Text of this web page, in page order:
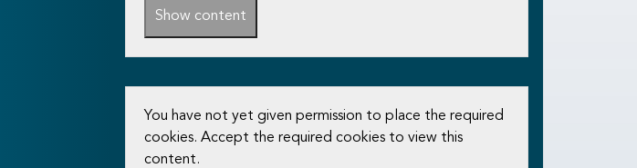
Show content
You have not yet given permission to place the required
cookies. Accept the required cookies to view this
content.